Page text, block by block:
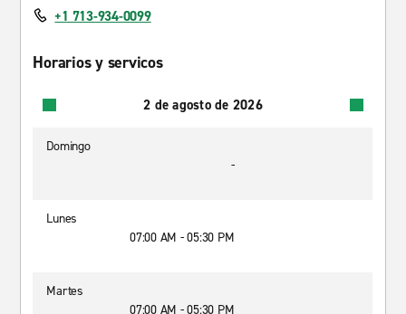
+1 713-934-0099
Horarios y servicos
2 de agosto de 2026
Domingo
-
Lunes
07:00 AM - 05:30 PM
Martes
07:00 AM - 05:30 PM